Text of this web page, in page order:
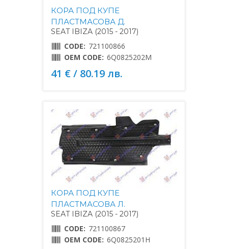
КОРА ПОД КУПЕ
ПЛАСТМАСОВА Д.
SEAT IBIZA (2015 - 2017)
CODE: 721100866
OEM CODE: 6Q0825202M
41 € / 80.19 лв.
КОРА ПОД КУПЕ
ПЛАСТМАСОВА Л.
SEAT IBIZA (2015 - 2017)
CODE: 721100867
OEM CODE: 6Q0825201H